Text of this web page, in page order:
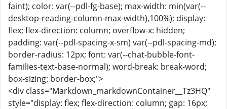
faint); color: var(--pdl-fg-base); max-width: min(var(--
desktop-reading-column-max-width),100%); display:
flex; flex-direction: column; overflow-x: hidden;
padding: var(--pdl-spacing-x-sm) var(--pdl-spacing-md);
border-radius: 12px; font: var(--chat-bubble-font-
families-text-base-normal); word-break: break-word;
box-sizing: border-box;">
<div class="Markdown_markdownContainer__Tz3HQ"
style="display: flex; flex-direction: column; gap: 16px;